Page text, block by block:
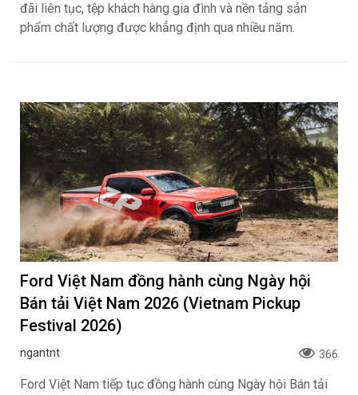
đãi liên tục, tệp khách hàng gia đình và nền tảng sản
phẩm chất lượng được khẳng định qua nhiều năm.
Ford Việt Nam đồng hành cùng Ngày hội
Bán tải Việt Nam 2026 (Vietnam Pickup
Festival 2026)
ngantnt 366
Ford Việt Nam tiếp tục đồng hành cùng Ngày hội Bán tải